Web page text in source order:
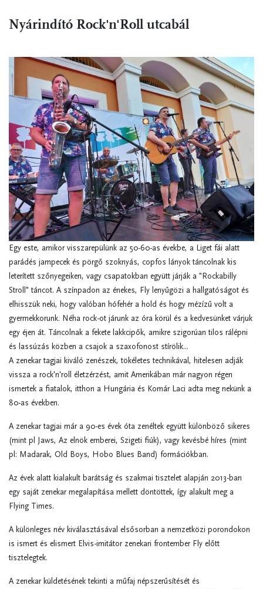
Nyárindító Rock'n'Roll utcabál
Egy este, amikor visszarepülünk az 50-60-as évekbe, a Liget fái alatt
parádés jampecek és pörgő szoknyás, copfos lányok táncolnak kis
leterített szőnyegeiken, vagy csapatokban együtt járják a "Rockabilly
Stroll" táncot. A színpadon az énekes, Fly lenyűgözi a hallgatóságot és
elhisszük neki, hogy valóban hófehér a hold és hogy mézízű volt a
gyermekkorunk. Néha rock-ot járunk az óra körül és a kedvesünket várjuk
egy éjen át. Táncolnak a fekete lakkcipők, amikre szigorúan tilos rálépni
és lassúzás közben a csajok a szaxofonost stírölik...
A zenekar tagjai kiváló zenészek, tökéletes technikával, hitelesen adják
vissza a rock'n'roll életzérzést, amit Amerikában már nagyon régen
ismertek a fiatalok, itthon a Hungária és Komár Laci adta meg nekünk a
80-as években.
A zenekar tagjai már a 90-es évek óta zenéltek együtt kü önböző sikeres
(mint pl Jaws, Az elnök emberei, Szigeti fiúk), vagy kevésbé híres (mint
pl: Madarak, Old Boys, Hobo Blues Band) formációkban.
Az évek alatt kialakult barátságés szakmai tisztelet alapján 2013-ban
egy saját zenekar megalapítása mellett döntöttek, így alakult meg a
Flying Times.
A kü önleges név kivá lasztásával elsősorban a nemzetközi porondokon
is ismert és elismert Elvis-imitátor zenekari frontember Fly előtt
tisztelegtek.
A zenekar kü ldetésének tekinti a műfaj népszerűsítését és